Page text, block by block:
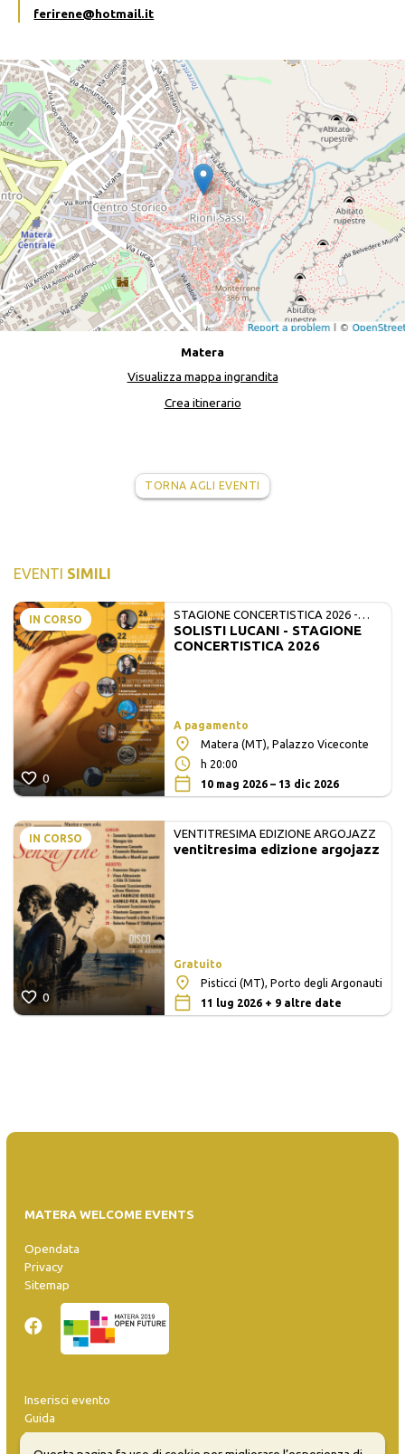
ferirene@hotmail.it
Matera
Visualizza mappa ingrandita
Crea itinerario
TORNA AGLI EVENTI
EVENTI SIMILI
IN CORSO
0
STAGIONE CONCERTISTICA 2026 -
MATE E SOLISTI LUCANI
SOLISTI LUCANI - STAGIONE
CONCERTISTICA 2026
A pagamento
Matera (MT), Palazzo Viceconte
h 20:00
10 mag 2026 – 13 dic 2026
IN CORSO
0
VENTITRESIMA EDIZIONE ARGOJAZZ
ventitresima edizione argojazz
Gratuito
Pisticci (MT), Porto degli Argonauti
11 lug 2026 + 9 altre date
MATERA WELCOME EVENTS
Opendata
Privacy
Sitemap
Inserisci evento
Guida
FAQ